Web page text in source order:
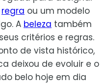
regra ou um modelo
A beleza também
critérios e regras.
de vista histórico,
deixou de evoluir e o
belo hoje em dia